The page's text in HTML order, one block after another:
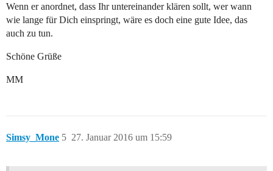
Wenn er anordnet, dass Ihr untereinander klären sollt, wer wann
wie lange für Dich einspringt, wäre es doch eine gute Idee, das
auch zu tun.
Schöne Grüße
MM
Simsy_Mone 27. Januar 2016 um 15:59
5